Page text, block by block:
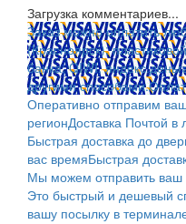
Загрузка комментариев...
Заказ можно оплатить
(Красноярск);
банка; QIWI,
другими способами.
Оперативно отправим
регионДоставка Почтой в
Быстрая доставка до
вас времяБыстрая
Мы можем отправить ваш
Это быстрый и дешевый
вашу посылку в